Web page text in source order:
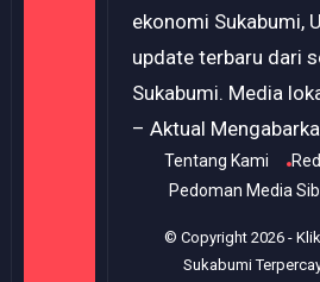
ekonomi Sukabumi,
update terbaru dari
Sukabumi. Media
– Aktual
Tentang Kami
Pedoman Media
© Copyright 2026-
Sukabumi